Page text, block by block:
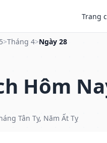
Trang
>Tháng 4>Ngày 28
Hôm
Tân Tỵ, Năm Ất Tỵ